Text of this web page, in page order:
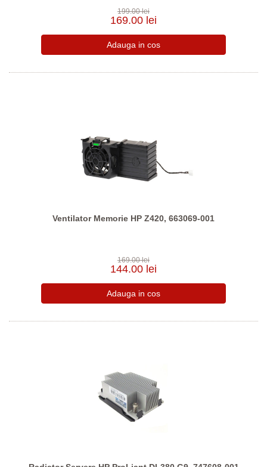
199.00 lei
169.00 lei
Ventilator Memorie HP Z420, 663069-001
169.00 lei
144.00 lei